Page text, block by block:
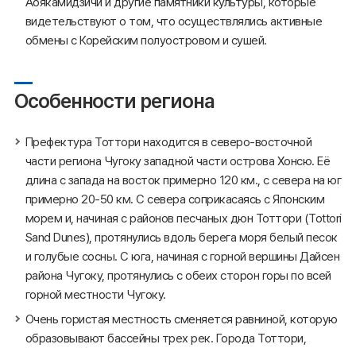
видетельствуют о том, что осуществлялись активные
обмены с Корейским полуостровом и сушей.
Особенности региона
Префектура Тоттори находится в северо-восточной
части региона Чугоку западной части острова Хонсю. Её
длина с запада на восток примерно 120 км., с севера на юг
примерно 20-50 км. С севера соприкасаясь с Японским
морем и, начиная с районов песчаных дюн Тоттори (Tottori
Sand Dunes), протянулись вдоль берега моря белый песок
и голубые сосны. С юга, начиная с горной вершины Дайсен
района Чугоку, протянулись с обеих сторон горы по всей
горной местности Чугоку.
Очень гористая местность сменяется равниной, которую
образовывают бассейны трех рек. Города Тоттори,